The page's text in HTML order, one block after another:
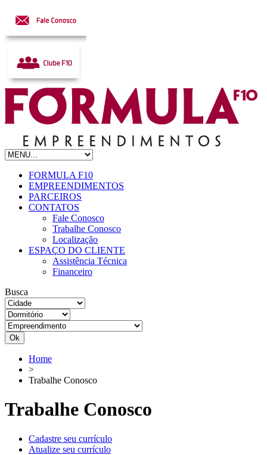
FORMULA F10
EMPREENDIMENTOS
PARCEIROS
CONTATOS
Fale Conosco
Trabalhe Conosco
Localização
ESPAÇO DO CLIENTE
Assistência Técnica
Financeiro
Busca
Ok
Home
>
Trabalhe Conosco
Trabalhe Conosco
Cadastre seu currículo
Atualize seu currículo